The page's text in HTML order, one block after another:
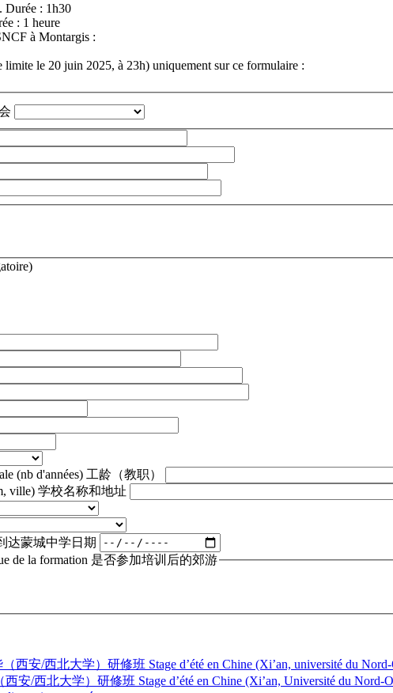
Durée : 1h30
: 1 heure
à Montargis :
limite le 20 juin 2025, à 23h) uniquement sur ce formulaire :
(nb d'années) 工龄（教职）
ville) 学校名称和地址
达蒙城中学日期
de la formation 是否参加培训后的郊游
西安/西北大学）研修班 Stage d’été en Chine (Xi’an, université du Nord-
安/西北大学）研修班 Stage d’été en Chine (Xi’an, Université du Nord-